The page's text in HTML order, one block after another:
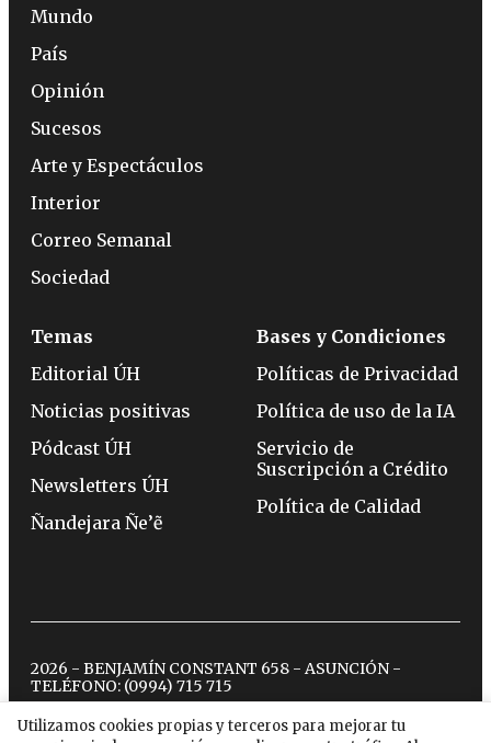
Utilizamos cookies propias y terceros para mejorar tu
Mundo
País
Opinión
Sucesos
Arte y Espectáculos
Interior
Correo Semanal
Sociedad
Temas
Editorial ÚH
Noticias positivas
Pódcast ÚH
Newsletters ÚH
Ñandejara Ñe’ẽ
Bases y Condiciones
Políticas de Privacidad
Política de uso de la IA
Servicio de
Suscripción a Crédito
Política de Calidad
2026 - BENJAMÍN CONSTANT 658 - ASUNCIÓN -
TELÉFONO: (0994) 715 715